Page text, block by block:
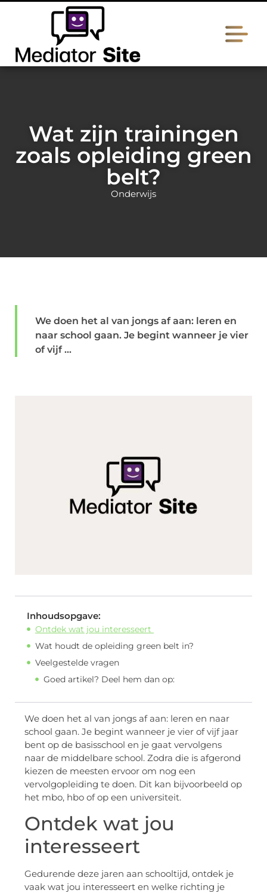
Wat zijn trainingen
zoals opleiding green
belt?
Onderwijs
We doen het al van jongs af aan: leren en
naar school gaan. Je begint wanneer je vier
of vijf ...
Inhoudsopgave:
Ontdek wat jou interesseert
Wat houdt de opleiding green belt in?
Veelgestelde vragen
Goed artikel? Deel hem dan op:
We doen het al van jongs af aan: leren en naar
school gaan. Je begint wanneer je vier of vijf jaar
bent op de basisschool en je gaat vervolgens
naar de middelbare school. Zodra die is afgerond
kiezen de meesten ervoor om nog een
vervolgopleiding te doen. Dit kan bijvoorbeeld op
het mbo, hbo of op een universiteit.
Ontdek wat jou
interesseert
Gedurende deze jaren aan schooltijd, ontdek je
vaak wat jou interesseert en welke richting je